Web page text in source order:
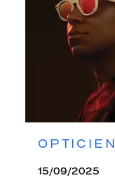
OPTICIEN
15/09/2025